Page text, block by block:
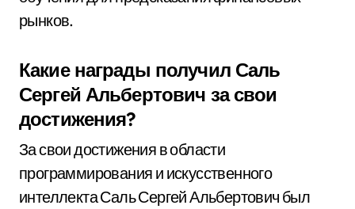
рынков.
Какие награды получил Саль
Сергей Альбертович за свои
достижения?
За свои достижения в области
программирования и искусственного
интеллекта Саль Сергей Альбертович был